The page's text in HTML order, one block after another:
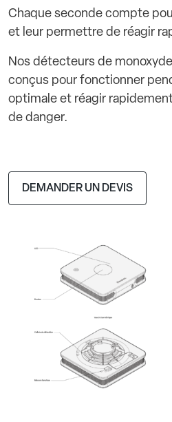
Chaque seconde compte
et leur permettre de réagir
Nos détecteurs de
conçus pour fonctionner
optimale et réagir
de danger.
DEMANDER UN DEVIS